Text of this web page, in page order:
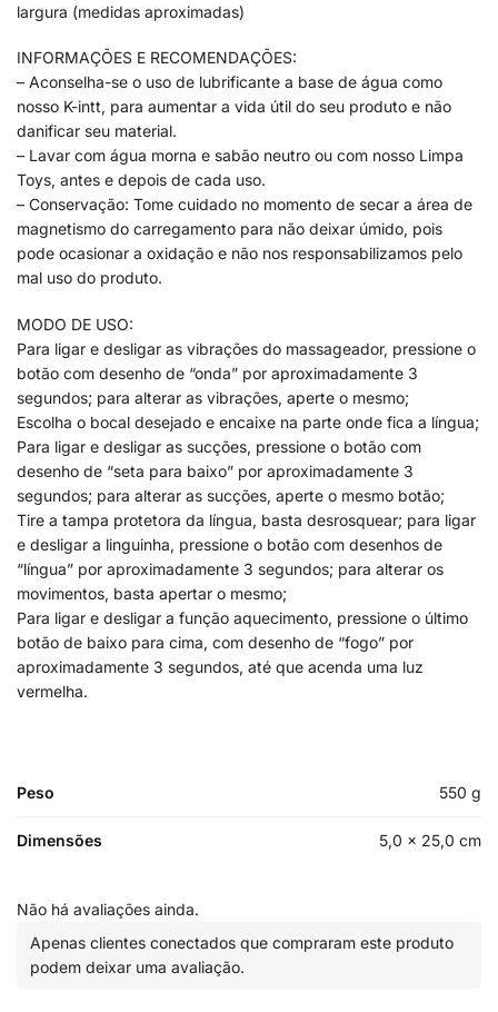
largura (medidas aproximadas)
INFORMAÇÕES E RECOMENDAÇÕES:
– Aconselha-se o uso de lubrificante a base de água como
nosso K-intt, para aumentar a vida útil do seu produto e não
danificar seu material.
– Lavar com água morna e sabão neutro ou com nosso Limpa
Toys, antes e depois de cada uso.
– Conservação: Tome cuidado no momento de secar a área de
magnetismo do carregamento para não deixar úmido, pois
pode ocasionar a oxidação e não nos responsabilizamos pelo
mal uso do produto.
MODO DE USO:
Para ligar e desligar as vibrações do massageador, pressione o
botão com desenho de “onda” por aproximadamente 3
segundos; para alterar as vibrações, aperte o mesmo;
Escolha o bocal desejado e encaixe na parte onde fica a língua;
Para ligar e desligar as sucções, pressione o botão com
desenho de “seta para baixo” por aproximadamente 3
segundos; para alterar as sucções, aperte o mesmo botão;
Tire a tampa protetora da língua, basta desrosquear; para ligar
e desligar a linguinha, pressione o botão com desenhos de
“língua” por aproximadamente 3 segundos; para alterar os
movimentos, basta apertar o mesmo;
Para ligar e desligar a função aquecimento, pressione o último
botão de baixo para cima, com desenho de “fogo” por
aproximadamente 3 segundos, até que acenda uma luz
vermelha.
Peso 550 g
Dimensões 5,0 × 25,0 cm
Não há avaliações ainda.
Apenas clientes conectados que compraram este produto
podem deixar uma avaliação.